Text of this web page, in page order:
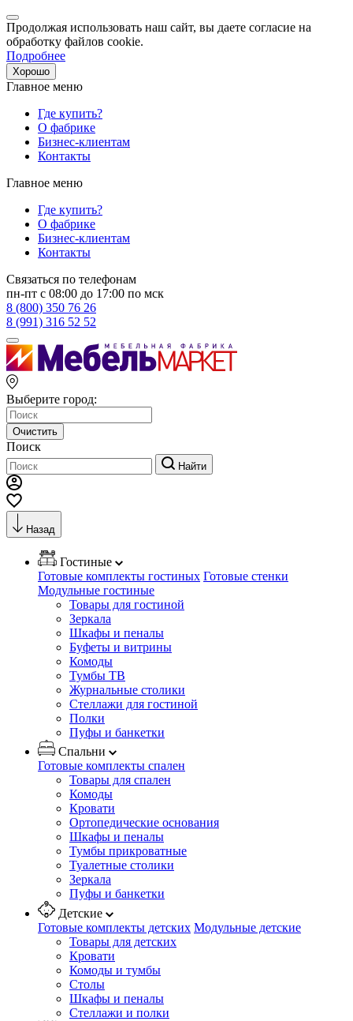
Продолжая использовать наш сайт, вы даете согласие на
обработку файлов cookie.
Подробнее
Хорошо
Главное меню
Где купить?
О фабрике
Бизнес-клиентам
Контакты
Главное меню
Где купить?
О фабрике
Бизнес-клиентам
Контакты
Связаться по телефонам
пн-пт с 08:00 до 17:00 по мск
8 (800) 350 76 26
8 (991) 316 52 52
Выберите город:
Очистить
Поиск
Найти
Назад
Гостиные
Готовые комплекты гостиных Готовые стенки
Модульные гостиные
Товары для гостиной
Зеркала
Шкафы и пеналы
Буфеты и витрины
Комоды
Тумбы ТВ
Журнальные столики
Стеллажи для гостиной
Полки
Пуфы и банкетки
Спальни
Готовые комплекты спален
Товары для спален
Комоды
Кровати
Ортопедические основания
Шкафы и пеналы
Тумбы прикроватные
Туалетные столики
Зеркала
Пуфы и банкетки
Детские
Готовые комплекты детских Модульные детские
Товары для детских
Кровати
Комоды и тумбы
Столы
Шкафы и пеналы
Стеллажи и полки